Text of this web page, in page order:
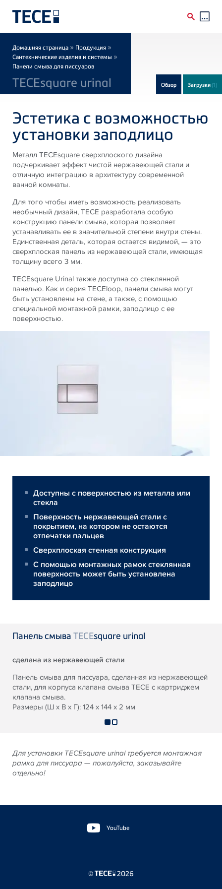
Breadcrumb
Домашняя страница » Продукция »
Сантехнические изделия и системы »
Панели смыва для писсуаров
TECEsquare urinal Обзор Загрузки(1)
Эстетика с возможностью
установки заподлицо
Металл TECEsquare сверхплоского дизайна
подчеркивает эффект чистой нержавеющей стали и
отличную интеграцию в архитектуру современной
ванной комнаты.
Для того чтобы иметь возможность реализовать
необычный дизайн, TECE разработала особую
конструкцию панели смыва, которая позволяет
устанавливать ее в значительной степени внутри стены.
Единственная деталь, которая остается видимой, — это
сверхплоская панель из нержавеющей стали, имеющая
толщину всего 3 мм.
TECEsquare Urinal также доступна со стеклянной
панелью. Как и серия TECEloop, панели смыва могут
быть установлены на стене, а также, с помощью
специальной монтажной рамки, заподлицо с ее
поверхностью.
Доступны с поверхностью из металла или
стекла
Поверхность нержавеющей стали с
покрытием, на котором не остаются
отпечатки пальцев
Сверхплоская стенная конструкция
С помощью монтажных рамок стеклянная
поверхность может быть установлена
заподлицо
Панель смыва TECEsquare urinal
сделана из нержавеющей стали
Панель смыва для писсуара, сделанная из нержавеющей
стали, для корпуса клапана смыва TECE с картриджем
клапана смыва.
Размеры (Ш x В x Г): 124 x 144 x 2 мм
Для установки TECEsquare urinal требуется монтажная
рамка для писсуара — пожалуйста, заказывайте
отдельно!
YouTube
© 2026